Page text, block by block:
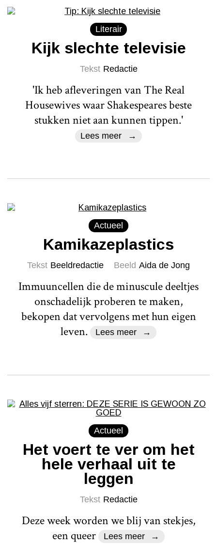
Literair
Kijk slechte televisie
Tekst Redactie
'Ik heb afleveringen van The Real
Housewives waar Shakespeares beste
stukken niet aan kunnen tippen.'
Lees meer
Actueel
Kamikazeplastics
Tekst Beeldredactie Beeld Aida de Jong
Immuuncellen die de minuscule deeltjes
onschadelijk proberen te maken,
bekopen dat vervolgens met hun eigen
leven.
Lees meer
Actueel
Het voert te ver om het
hele verhaal uit te
leggen
Tekst Redactie
Deze week worden we blij van stekjes,
een queer
Lees meer